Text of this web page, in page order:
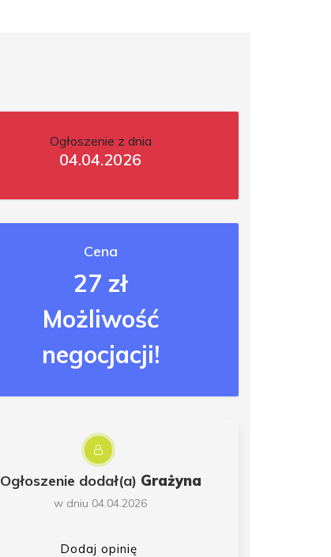
Ogłoszenie z dnia
04.04.2026
Cena
27 zł
Możliwość
negocjacji!
Ogłoszenie dodał(a) Grażyna
w dniu 04.04.2026
Dodaj opinię